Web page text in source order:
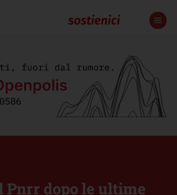
Pnrr dopo le ultime